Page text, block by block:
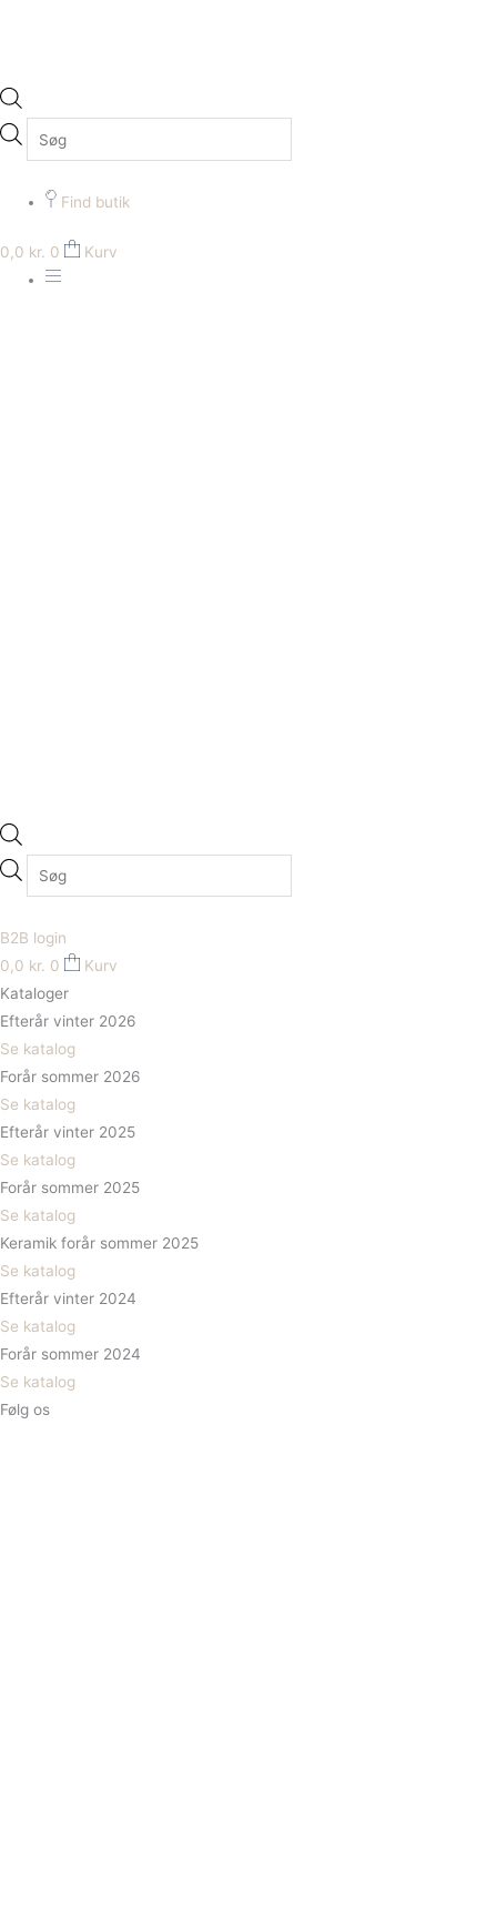
Find butik
0,0 kr. 0 Kurv
B2B login
0,0 kr. 0
Kurv
Kataloger
Efterår vinter 2026
Se katalog
Forår sommer 2026
Se katalog
Efterår vinter 2025
Se katalog
Forår sommer 2025
Se katalog
Keramik forår sommer 2025
Se katalog
Efterår vinter 2024
Se katalog
Forår sommer 2024
Se katalog
Følg os